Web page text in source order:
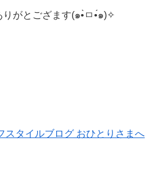
がとござます(๑•̀ㅁ•́๑)✧